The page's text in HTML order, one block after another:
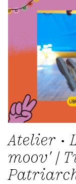
Atelier •
moov' |